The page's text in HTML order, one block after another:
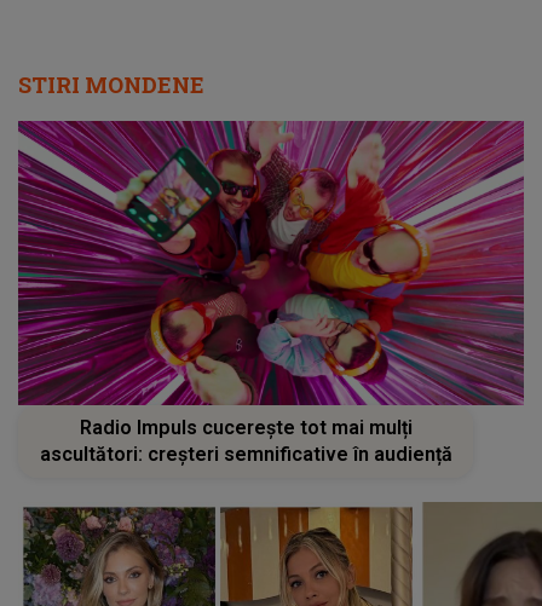
STIRI MONDENE
Radio Impuls cucerește tot mai mulți
ascultători: creșteri semnificative în audiență